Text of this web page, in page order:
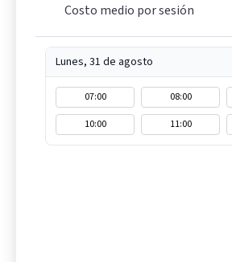
Costo medio por sesión
Lunes, 31 de agosto
07:00 08:00
10:00
11:00